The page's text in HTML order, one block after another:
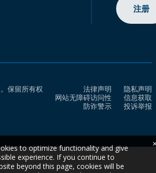
注册
保留所有权
法律声明
隐私声明
网站无障碍访问性
信息获取
防诈警示
投诉举报
to optimize functionality and give
experience. If you continue to
beyond this page, cookies will be